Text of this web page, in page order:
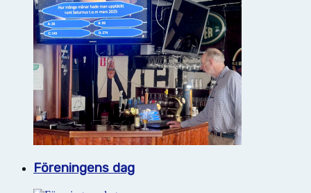
Föreningens dag